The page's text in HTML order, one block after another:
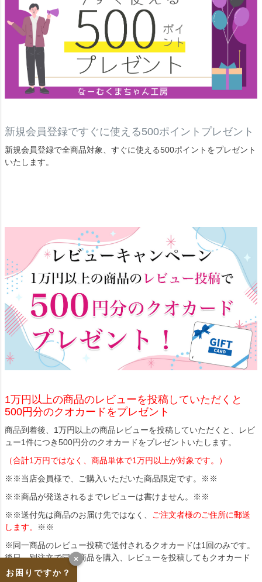
新規会員登録ですぐに使える500ポイントプレゼント
新規会員登録で全商品対象、すぐに使える500ポイントをプレゼント
いたします。
1万円以上の商品のレビューを投稿していただくと
500円分のクオカードをプレゼント
商品到着後、1万円以上の商品レビューを投稿していただくと、レビ
ュー1件につき500円分のクオカードをプレゼントいたします。
（合計1万円ではなく、商品単体で1万円以上が対象です。）
※※当店会員様で、ご購入いただいた商品限定です。※※
※※商品が発送されるまでレビューは書けません。※※
※※送付先は商品のお届け先ではなく、
ご注文者様のご住所に郵送
します。
※※
※同一商品のレビュー投稿で送付されるクオカードは1回のみです。
後日、別注文で同じ商品を購入、レビューを投稿してもクオカード
は送付されません。
お困りですか？
×